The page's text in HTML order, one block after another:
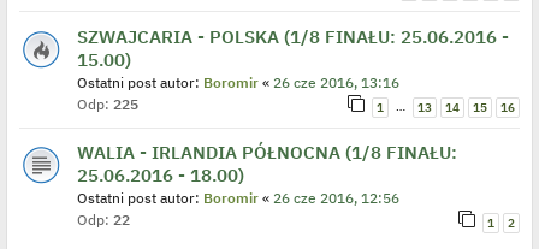
SZWAJCARIA - POLSKA (1/8 FINAŁU: 25.06.2016 -
15.00)
Ostatni post autor: Boromir « 26 cze 2016, 13:16
Odp: 225 1 … 13 14 15 16
WALIA - IRLANDIA PÓŁNOCNA (1/8 FINAŁU:
25.06.2016 - 18.00)
Ostatni post autor: Boromir « 26 cze 2016, 12:56
Odp: 22 1 2